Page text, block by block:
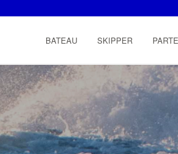
BATEAU SKIPPER